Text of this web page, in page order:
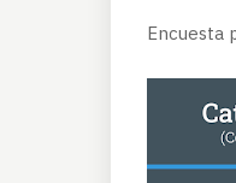
Encuesta